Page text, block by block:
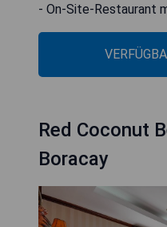
- On-Site-Restaurant
Red Coconut
Boracay